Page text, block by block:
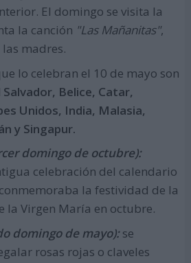
El domingo se visita la
la canción "Las Mañanitas",
madres.
lo celebran el 10 de mayo son
Belice, Catar,
Unidos, India, Malasia,
y Singapur.
domingo de octubre):
celebración del calendario
la festividad de la
la Virgen María en octubre.
domingo de mayo):se
rosas rojas o claveles